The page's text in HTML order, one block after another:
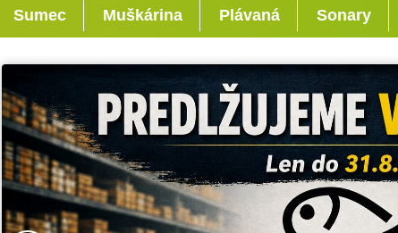
Sumec Muškárina Plávaná Sonary
Vitajte v OKfish